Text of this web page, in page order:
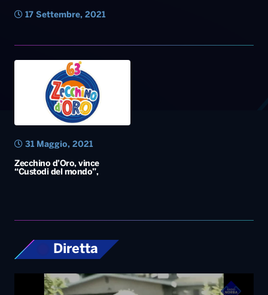
17 Settembre, 2021
Zecchino d’Oro, vince
“Custodi del mondo”,
31 Maggio, 2021
Diretta